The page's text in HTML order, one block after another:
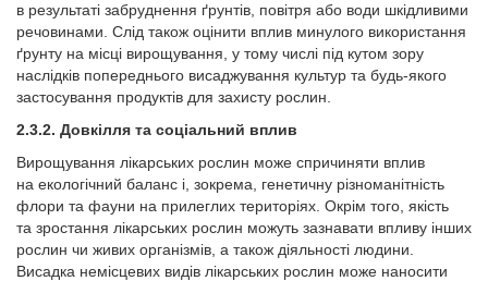
в результаті забруднення ґрунтів, повітря або води шкідливими
речовинами. Слід також оцінити вплив минулого використання
ґрунту на місці вирощування, у тому числі під кутом зору
наслідків попереднього висаджування культур та будь-якого
застосування продуктів для захисту рослин.
2.3.2. Довкілля та соціальний вплив
Вирощування лікарських рослин може спричиняти вплив
на екологічний баланс і, зокрема, генетичну різноманітність
флори та фауни на прилеглих територіях. Окрім того, якість
та зростання лікарських рослин можуть зазнавати впливу інших
рослин чи живих організмів, а також діяльності людини.
Висадка немісцевих видів лікарських рослин може наносити